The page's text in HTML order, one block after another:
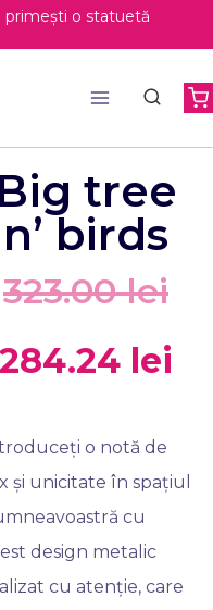
primești o statuetă
Big tree
n’ birds
323.00lei
284.24 lei
o notă de
și unicitate în spațiul
cu
design metalic
cu atenție, care